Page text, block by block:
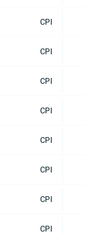
CPI
CPI
CPI
CPI
CPI
CPI
CPI
CPI